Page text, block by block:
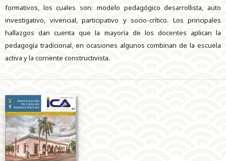
formativos, los cuales son: modelo pedagógico desarrollista, auto
investigativo, vivencial, participativo y socio-crítico. Los principales
hallazgos dan cuenta que la mayoría de los docentes aplican la
pedagogía tradicional, en ocasiones algunos combinan de la escuela
activa y la corriente constructivista.